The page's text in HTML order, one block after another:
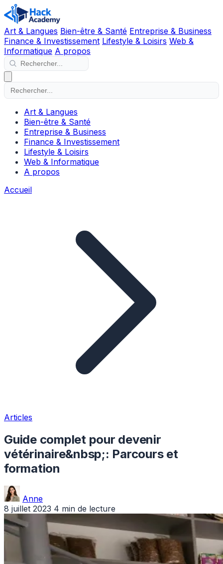
Art & Langues Bien-être & Santé Entreprise & Business
Finance & Investissement Lifestyle & Loisirs Web &
Informatique A propos
Art & Langues
Bien-être & Santé
Entreprise & Business
Finance & Investissement
Lifestyle & Loisirs
Web & Informatique
A propos
Accueil
Articles
Guide complet pour devenir
vétérinaire&nbsp;: Parcours et
formation
Anne
8 juillet 2023 4 min de lecture